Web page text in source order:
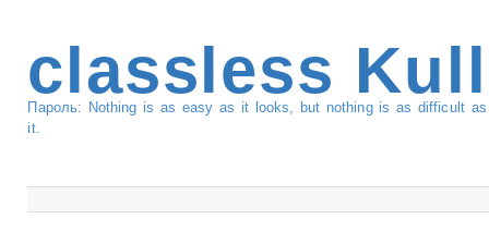
classless
Пароль: Nothing is as easy as it looks, but nothing is as difficult
it.